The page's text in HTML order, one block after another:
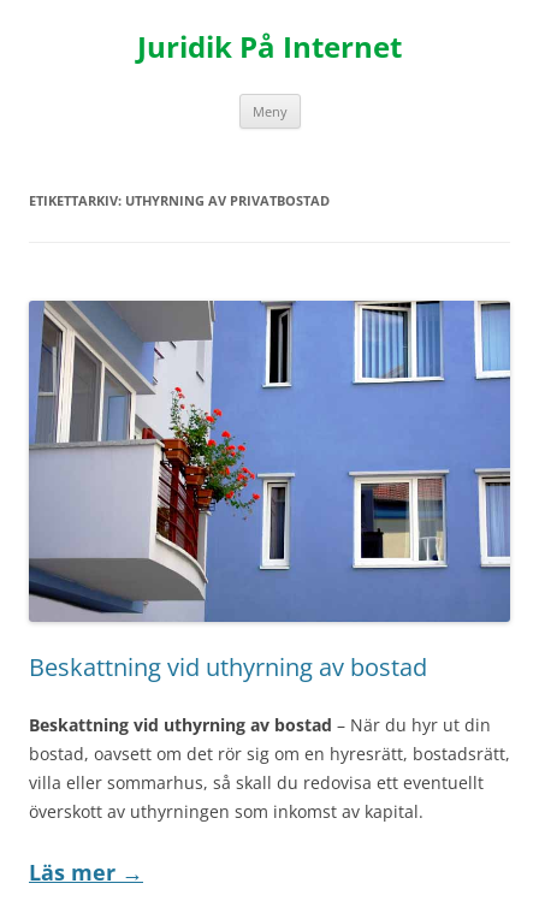
Juridik På Internet
Meny
ETIKETTARKIV: UTHYRNING AV PRIVATBOSTAD
Beskattning vid uthyrning av bostad
Beskattning vid uthyrning av bostad – När du hyr ut din
bostad, oavsett om det rör sig om en hyresrätt, bostadsrätt,
villa eller sommarhus, så skall du redovisa ett eventuellt
överskott av uthyrningen som inkomst av kapital.
Läs mer →